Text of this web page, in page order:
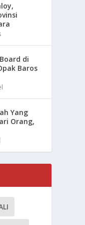
di
Baros
Yang
Orang,